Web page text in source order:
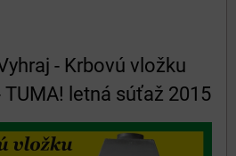
- Krbovú vložku
TUMA! letná súťaž 2015